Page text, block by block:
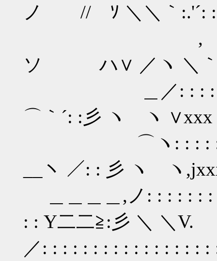
ノ // ｿ ＼＼｀:.'´:
, '´: : : : : :
ソ ハ∨ ／ヽ ＼｀
＿／: : : : : : : :
⌒｀´: :彡 ヽ ヽ
⌒ヽ: : : : : : : :
__ヽ ／: : 彡 ヽ
＿＿＿＿,ノ: : : : :
: : Y二二≧:彡 ＼
／: : : : : : : : : : :